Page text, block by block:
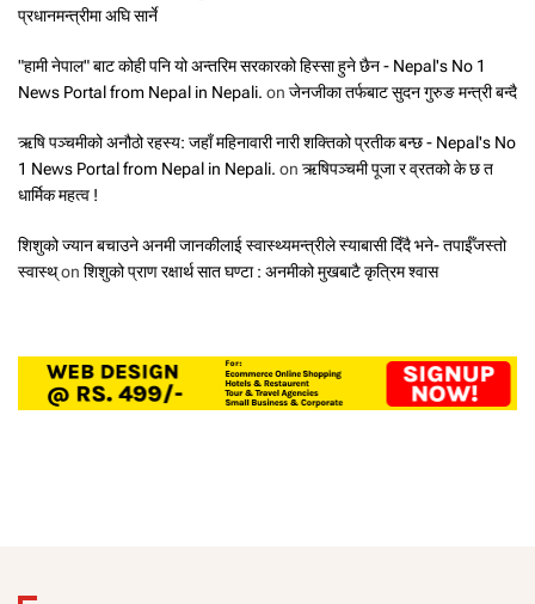
प्रधानमन्त्रीमा अघि सार्ने
"हामी नेपाल" बाट कोही पनि यो अन्तरिम सरकारको हिस्सा हुने छैन - Nepal's No 1
News Portal from Nepal in Nepali. on जेनजीका तर्फबाट सुदन गुरुङ मन्त्री बन्दै
ऋषि पञ्चमीको अनौठो रहस्य: जहाँ महिनावारी नारी शक्तिको प्रतीक बन्छ - Nepal's No
1 News Portal from Nepal in Nepali. on ऋषिपञ्चमी पूजा र व्रतको के छ त
धार्मिक महत्व !
शिशुको ज्यान बचाउने अनमी जानकीलाई स्वास्थ्यमन्त्रीले स्याबासी दिँदै भने- तपाईँजस्तो
स्वास्थ्on शिशुको प्राण रक्षार्थ सात घण्टा : अनमीको मुखबाटै कृत्रिम श्वास